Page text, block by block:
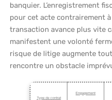
banquier. L’enregistrement
pour cet acte contrairement
transaction avance plus vite
manifestent une volonté
risque de litige augmente
rencontre un obstacle
Type de contrat
Engagement